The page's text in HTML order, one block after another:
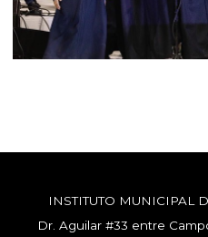
INSTITUTO MUNICIPAL
Dr. Aguilar #33 entre